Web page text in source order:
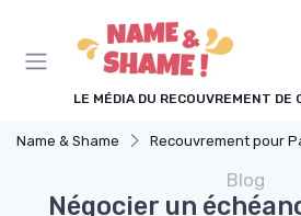
LE MÉDIA DU RECOUVREMENT DE
Name & Shame Recouvrement pour
Blog
Négocier un